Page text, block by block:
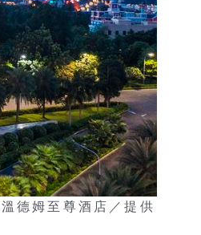
德姆至尊酒店／提供